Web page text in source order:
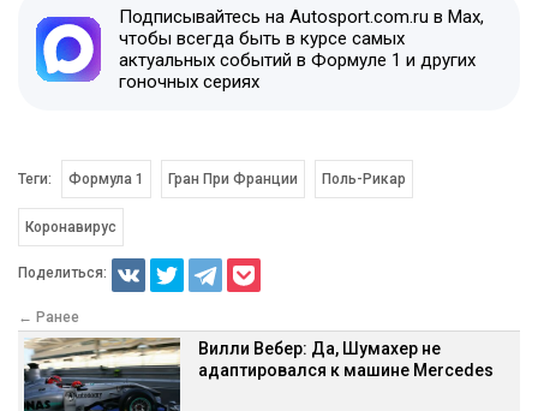
Подписывайтесь на Autosport.com.ru в Max,
чтобы всегда быть в курсе самых
актуальных событий в Формуле 1 и других
гоночных сериях
Теги: Формула 1 Гран При Франции Поль-Рикар
Коронавирус
Поделиться:
← Ранее
Вилли Вебер: Да, Шумахер не
адаптировался к машине Mercedes